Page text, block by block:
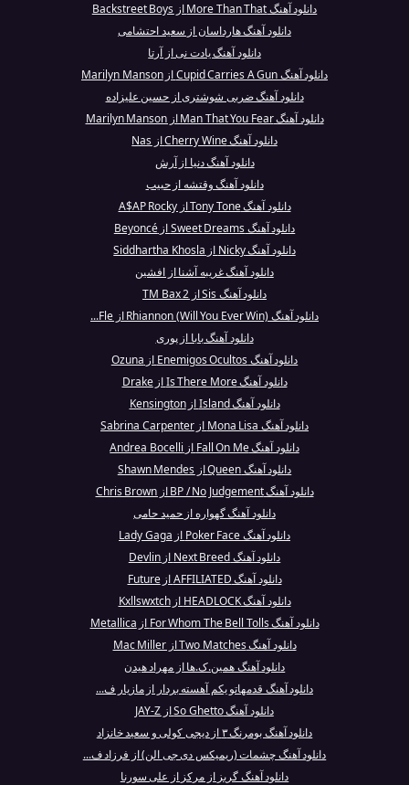
دانلود آهنگ More Than That از Backstreet Boys
دانلود آهنگ هارداسان از سعید احتشامی
دانلود آهنگ یادت نی از آرتا
دانلود آهنگ Cupid Carries A Gun از Marilyn Manson
دانلود آهنگ ضربی شوشتری از حسین علیزاده
دانلود آهنگ Man That You Fear از Marilyn Manson
دانلود آهنگ Cherry Wine از Nas
دانلود آهنگ دنیا از آرش
دانلود آهنگ وقتشه از حبیب
دانلود آهنگ Tony Tone از A$AP Rocky
دانلود آهنگ Sweet Dreams از Beyoncé
دانلود آهنگ Nicky از Siddhartha Khosla
دانلود آهنگ غریبه آشنا از افشین
دانلود آهنگ Sis از TM Bax 2
دانلود آهنگ Rhiannon (Will You Ever Win) از Fle...
دانلود آهنگ بابا از پوری
دانلود آهنگ Enemigos Ocultos از Ozuna
دانلود آهنگ Is There More از Drake
دانلود آهنگ Island از Kensington
دانلود آهنگ Mona Lisa از Sabrina Carpenter
دانلود آهنگ Fall On Me از Andrea Bocelli
دانلود آهنگ Queen از Shawn Mendes
دانلود آهنگ BP / No Judgement از Chris Brown
دانلود آهنگ گهواره از حمید حامی
دانلود آهنگ Poker Face از Lady Gaga
دانلود آهنگ Next Breed از Devlin
دانلود آهنگ AFFILIATED از Future
دانلود آهنگ HEADLOCK از Kxllswxtch
دانلود آهنگ For Whom The Bell Tolls از Metallica
دانلود آهنگ Two Matches از Mac Miller
دانلود آهنگ همین.ک.ها از مهراد هیدن
دانلود آهنگ قدمهاتو یکم آهسته بردار از مازیار ف...
دانلود آهنگ So Ghetto از JAY-Z
دانلود آهنگ بومرنگ ۳ از دیجی کولی و سعید خانزاد
دانلود آهنگ چشمات (ریمیکس دی جی الن) از فرزاد ف...
دانلود آهنگ گریز از مرکز از علی سورنا